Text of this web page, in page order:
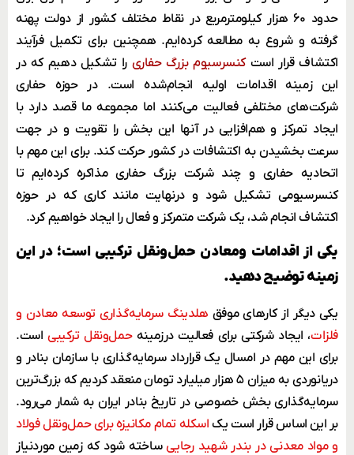
حدود ۶۰ هزار کیلومترمربع در نقاط مختلف کشور از دولت پهنه
گرفته و شروع به مطالعه کرده‌ایم. همچنین برای تکمیل فرآیند
اکتشاف قرار استکنسرسیوم بزرگ حفاری را تشکیل دهیم که در
این زمینه اقدامات اولیه انجام‌شده است. در حوزه حفاری
شرکت‌های مختلفی فعالیت می‌کنند اما مجموعه ما قصد دارد با
ایجاد تمرکز و هم‌افزایی در آنها این بخش را تقویت و در جهت
سرعت بخشیدن به اکتشافات در کشور حرکت کند. برای این مهم با
اتحادیه حفاری و چند شرکت بزرگحفاریمذاکره کرده‌ایم تا
کنسرسیومی تشکیل شود و درنهایت مانند کاری که در حوزه
اکتشاف انجام شد، یک شرکت متمرکز و فعال را ایجاد خواهیم کرد.
یکی از اقدامات ومعادن حمل‌ونقل ترکیبی است؛ در این
زمینه توضیح دهید.
یکی دیگر از کارهای موفق هلدینگ سرمایه‌گذاری توسعه معادن و
فلزات، ایجاد شرکتی برای فعالیت درزمینهحمل‌ونقل ترکیبی است.
برای این مهم در امسال یک قرارداد سرمایه‌گذاری با سازمان بنادر و
دریانوردی به میزان ۵ هزار میلیارد تومان منعقد کردیم که بزرگ‌ترین
سرمایه‌گذاری بخش خصوصی در تاریخ بنادر ایران به شمار می‌رود.
بر این اساس قرار است یک اسکله تمام مکانیزه برای حمل‌ونقل فولاد
و مواد معدنی در بندر شهید رجاییساخته شود که زمین موردنیاز